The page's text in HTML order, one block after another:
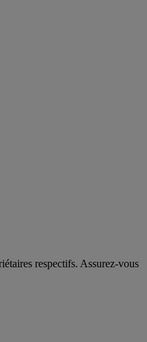
respectifs. Assurez-vous